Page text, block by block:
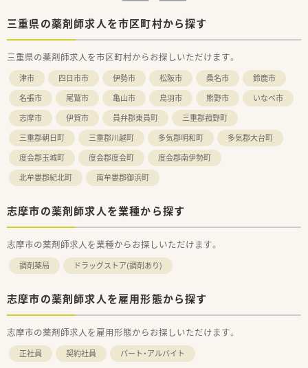
三重県の薬剤師求人を市区町村から探す
三重県の薬剤師求人を市区町村からお探しいただけます。
津市 四日市市 伊勢市 松阪市 桑名市
鈴鹿市
名張市
尾鷲市 亀山市 鳥羽市 熊野市
いなべ市
志摩市
伊賀市 員弁郡東員町
三重郡菰野町
三重郡朝日町
三重郡川越町 多気郡明和町
多気郡大台町
度会郡玉城町
度会郡度会町
度会郡南伊勢町
北牟婁郡紀北町
南牟婁郡御浜町
志摩市の薬剤師求人を業種から探す
志摩市の薬剤師求人を業種からお探しいただけます。
調剤薬局 ドラッグストア(調剤あり)
志摩市の薬剤師求人を雇用形態から探す
志摩市の薬剤師求人を雇用形態からお探しいただけます。
正社員 契約社員 パート・アルバイト